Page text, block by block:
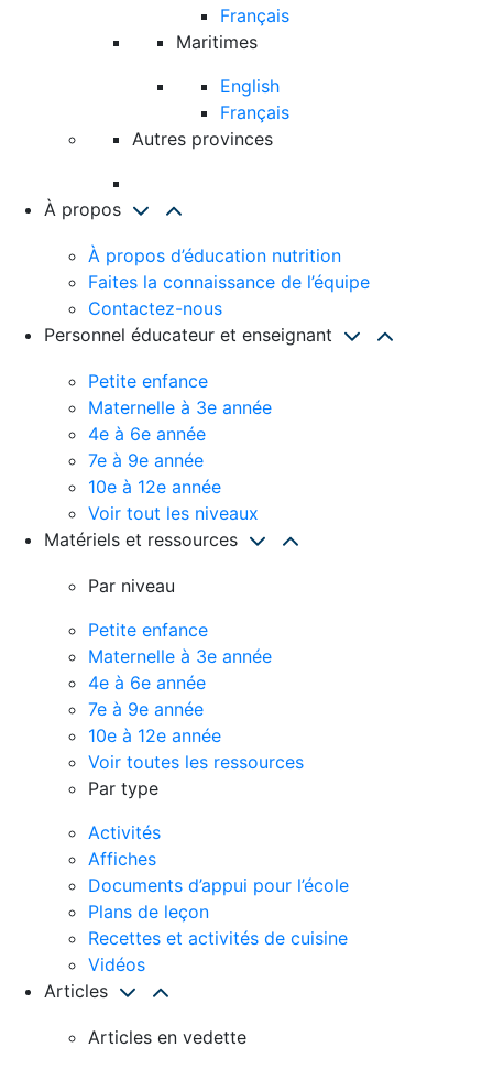
Français
Maritimes
English
Français
Autres provinces
À propos
À propos d’éducation nutrition
Faites la connaissance de l’équipe
Contactez-nous
Personnel éducateur et enseignant
Petite enfance
Maternelle à 3e année
4e à 6e année
7e à 9e année
10e à 12e année
Voir tout les niveaux
Matériels et ressources
Par niveau
Petite enfance
Maternelle à 3e année
4e à 6e année
7e à 9e année
10e à 12e année
Voir toutes les ressources
Par type
Activités
Affiches
Documents d’appui pour l’école
Plans de leçon
Recettes et activités de cuisine
Vidéos
Articles
Articles en vedette